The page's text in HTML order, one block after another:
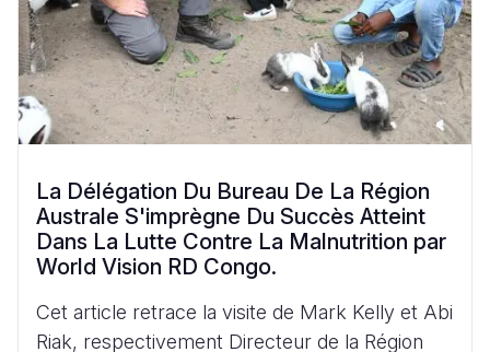
La Délégation Du Bureau De La Région
Australe S'imprègne Du Succès Atteint
Dans La Lutte Contre La Malnutrition par
World Vision RD Congo.
Cet article retrace la visite de Mark Kelly et Abi
Riak, respectivement Directeur de la Région